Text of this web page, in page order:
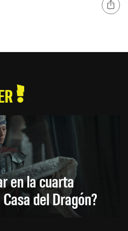
en la cuarta
del Dragón?